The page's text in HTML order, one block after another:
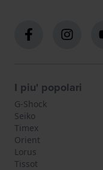
I piu' popolari
G-Shock
Seiko
Timex
Orient
Lorus
Tissot